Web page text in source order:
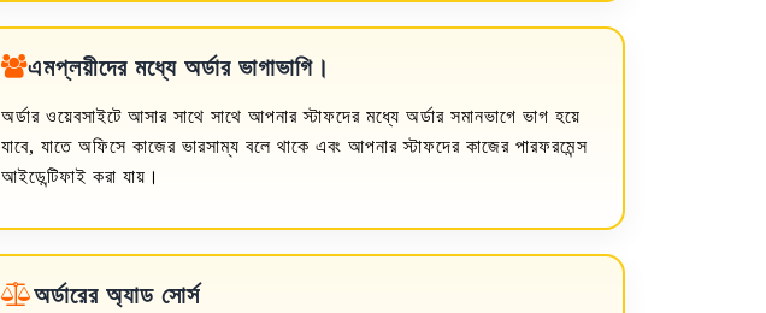
এমপ্লয়ীদের মধ্যে অর্ডার ভাগাভাগি।
অর্ডার ওয়েবসাইটে আসার সাথে সাথে আপনার স্টাফদের মধ্যে অর্ডার সমানভাগে ভাগ হয়ে
যাবে, যাতে অফিসে কাজের ভারসাম্য বলে থাকে এবং আপনার স্টাফদের কাজের পারফরমেন্স
আইডেন্টিফাই করা যায়।
অর্ডারের অ্যাড সোর্স